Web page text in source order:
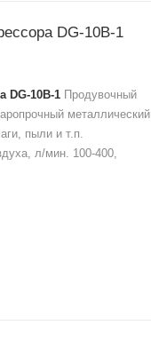
DG-10B-1
DG-10B-1 Продувочный
металлический
пыли и т.п.
л/мин. 100-400,